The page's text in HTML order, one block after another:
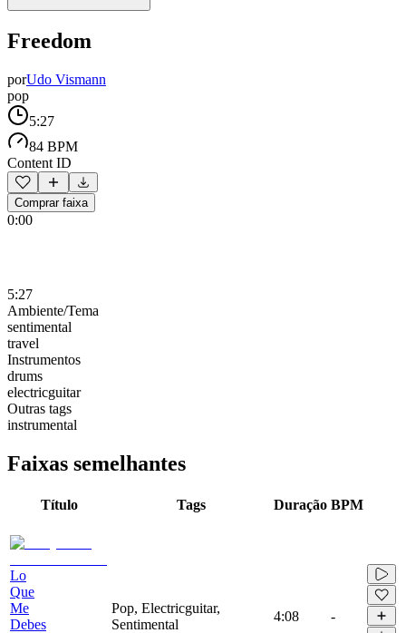
Freedom
porUdo Vismann
pop
5:27
84 BPM
Content ID
Comprar faixa
0:00
5:27
Ambiente/Tema
sentimental
travel
Instrumentos
drums
electricguitar
Outras tags
instrumental
Faixas semelhantes
Título Tags Duração BPM
Lo
Que
Me
Debes
Pop, Electricguitar,
Sentimental
4:08 -